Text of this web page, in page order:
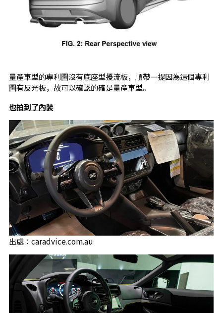
量產車型的專利圖沒有底座型擾流板，順帶一提因為這個專利
圖有反光板，故可以確認的確是量產車型。
也拍到了內裝
出處：caradvice.com.au